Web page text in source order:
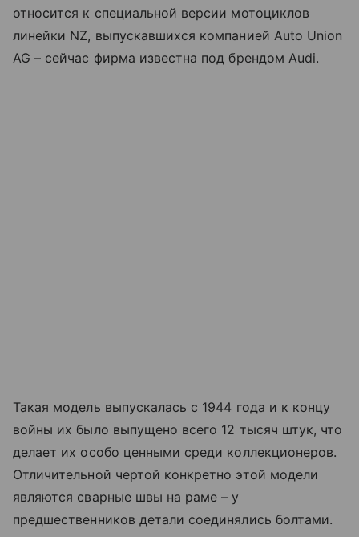
относится к специальной версии мотоциклов
линейки NZ, выпускавшихся компанией Auto Union
AG – сейчас фирма известна под брендом Audi.
Такая модель выпускалась с 1944 года и к концу
войны их было выпущено всего 12 тысяч штук, что
делает их особо ценными среди коллекционеров.
Отличительной чертой конкретно этой модели
являются сварные швы на раме – у
предшественников детали соединялись болтами.